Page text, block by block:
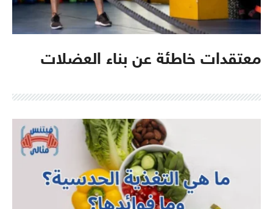
معتقدات خاطئة عن بناء العضلات